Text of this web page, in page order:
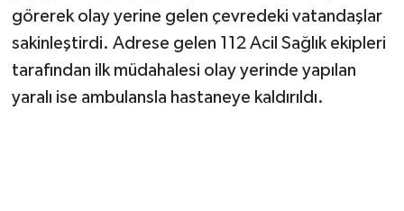
görerek olay yerine gelen çevredeki vatandaşlar
sakinleştirdi. Adrese gelen 112 Acil Sağlık ekipleri
tarafından ilk müdahalesi olay yerinde yapılan
yaralı ise ambulansla hastaneye kaldırıldı.